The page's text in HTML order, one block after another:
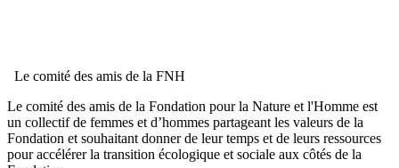
Le comité des amis de la FNH
Le comité des amis de la Fondation pour la Nature et l'Homme est
un collectif de femmes et d’hommes partageant les valeurs de la
Fondation et souhaitant donner de leur temps et de leurs ressources
pour accélérer la transition écologique et sociale aux côtés de la